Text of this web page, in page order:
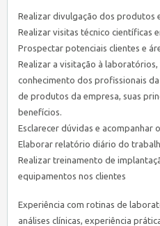
Realizar divulgação dos produtos
Realizar visitas técnico científicas
Prospectar potenciais clientes e
Realizar a visitação à
conhecimento dos profissionais
de produtos da empresa, suas
benefícios.
Esclarecer dúvidas e acompanhar
Elaborar relatório diário do
Realizar treinamento de
equipamentos nos clientes
Experiência com rotinas de
análises clínicas, experiência